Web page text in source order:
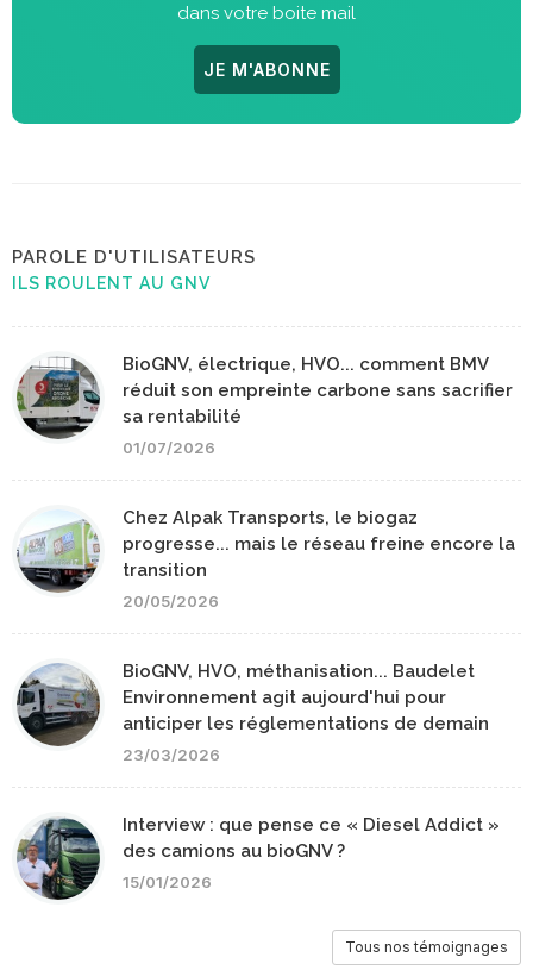
dans votre boite mail
JE M'ABONNE
PAROLE D'UTILISATEURS
ILS ROULENT AU GNV
BioGNV, électrique, HVO... comment BMV
réduit son empreinte carbone sans sacrifier
sa rentabilité
01/07/2026
Chez Alpak Transports, le biogaz
progresse... mais le réseau freine encore la
transition
20/05/2026
BioGNV, HVO, méthanisation... Baudelet
Environnement agit aujourd'hui pour
anticiper les réglementations de demain
23/03/2026
Interview : que pense ce « Diesel Addict »
des camions au bioGNV ?
15/01/2026
Tous nos témoignages